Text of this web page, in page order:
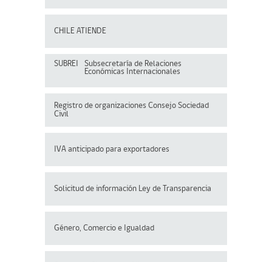
CHILE ATIENDE
SUBREI
Subsecretaría de Relaciones
Económicas Internacionales
Registro de organizaciones Consejo Sociedad
Civil
IVA anticipado para exportadores
Solicitud de información Ley de Transparencia
Género, Comercio e Igualdad